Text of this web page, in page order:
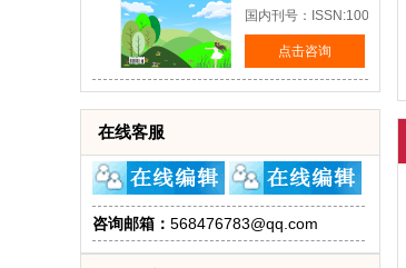
国内刊号：ISSN:1005-7218
点击咨询
在线客服
咨询邮箱： 568476783@qq.com